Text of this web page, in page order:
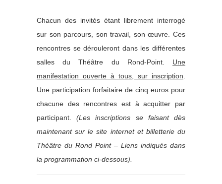
Chacun des invités étant librement interrogé
sur son parcours, son travail, son œuvre. Ces
rencontres se dérouleront dans les différentes
salles du Théâtre du Rond-Point. Une
manifestation ouverte à tous, sur inscription
Une participation forfaitaire de cinq euros pour
chacune des rencontres est à acquitter par
participant.(Les inscriptions se faisant dès
maintenant sur le site internet et billetterie du
Théâtre du Rond Point – Liens indiqués dans
la programmation ci-dessous).